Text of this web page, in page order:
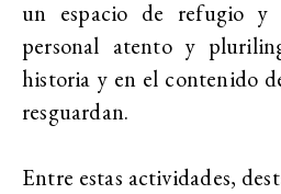
un espacio de refugio y
personal atento y
historia y en el contenido
resguardan.
Entre estas actividades,